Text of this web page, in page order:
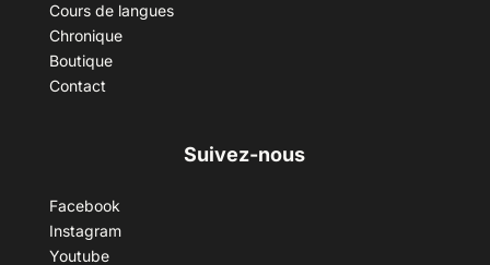
Cours de langues
Chronique
Boutique
Contact
Suivez-nous
Facebook
Instagram
Youtube